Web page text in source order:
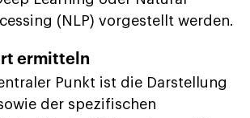
(NLP) vorgestellt werden.
ermitteln
Punkt ist die Darstellung
der spezifischen